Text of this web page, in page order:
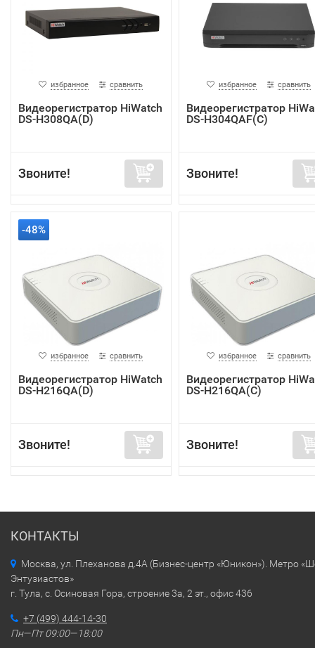
избранное сравнить
Видеорегистратор HiWatch
DS-H308QA(D)
Звоните!
избранное сравнить
Видеорегистратор
DS-H304QAF(C)
Звоните!
-48%
избранное сравнить
Видеорегистратор HiWatch
DS-H216QA(D)
Звоните!
избранное сравнить
Видеорегистратор
DS-H216QA(C)
Звоните!
КОНТАКТЫ
Москва, ул. Плеханова д.4А (Бизнес-центр «Юникон»). Метро
Энтузиастов»
г. Тула, с. Осиновая Гора, строение 3а, 2 эт., офис 436
+7 (499) 444-14-30
Пн—Пт 09:00—18:00